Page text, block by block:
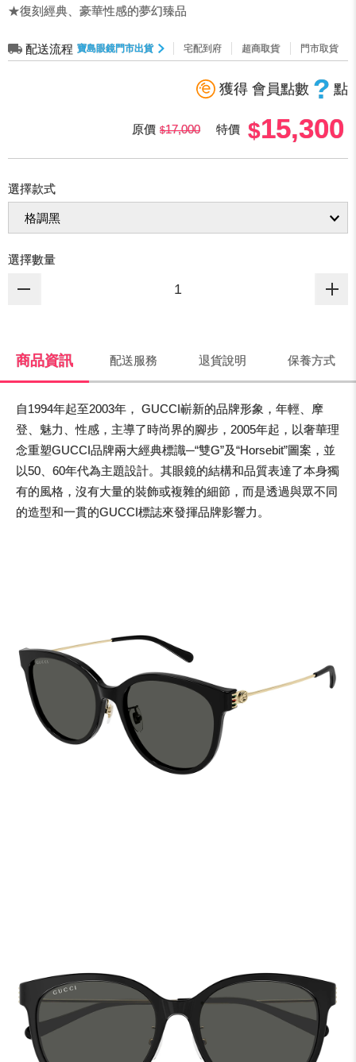
★復刻經典、豪華性感的夢幻臻品
配送流程 寶島眼鏡門市出貨 宅配到府 超商取貨 門市取貨
獲得 會員點數 ? 點
原價 17,000 特價 15,300
選擇款式
選擇數量
商品資訊 配送服務 退貨說明 保養方式
自1994年起至2003年， GUCCI嶄新的品牌形象，年輕、摩
登、魅力、性感，主導了時尚界的腳步，2005年起，以奢華理
念重塑GUCCI品牌兩大經典標識─“雙G”及“Horsebit”圖案，並
以50、60年代為主題設計。其眼鏡的結構和品質表達了本身獨
有的風格，沒有大量的裝飾或複雜的細節，而是透過與眾不同
的造型和一貫的GUCCI標誌來發揮品牌影響力。